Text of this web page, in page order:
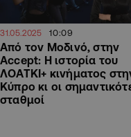
31.05.2025 10:09
Από τον Μοδινό, στην
Accept: Η ιστορία του
ΛΟΑΤΚΙ+ κινήματος
Κύπρο κι οι
σταθμοί